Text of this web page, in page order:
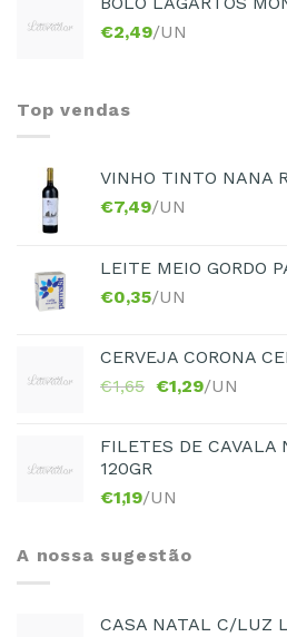
€2,49/UN
Top vendas
VINHO TINTO NANA
€7,49/UN
LEITE MEIO GORDO
€0,35/UN
CERVEJA CORONA
€1,65 €1,29/UN
FILETES DE CAVALA
120GR
€1,19/UN
A nossa sugestão
CASA NATAL C/LUZ